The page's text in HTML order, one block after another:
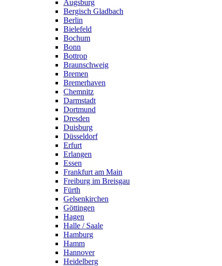
Augsburg
Bergisch Gladbach
Berlin
Bielefeld
Bochum
Bonn
Bottrop
Braunschweig
Bremen
Bremerhaven
Chemnitz
Darmstadt
Dortmund
Dresden
Duisburg
Düsseldorf
Erfurt
Erlangen
Essen
Frankfurt am Main
Freiburg im Breisgau
Fürth
Gelsenkirchen
Göttingen
Hagen
Halle / Saale
Hamburg
Hamm
Hannover
Heidelberg